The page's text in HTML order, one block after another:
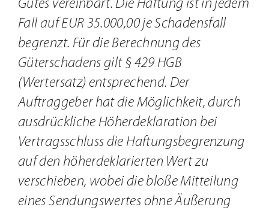
Gutes vereinbart. Die Haftung ist in jedem
Fall auf EUR 35.000,00 je Schadensfall
begrenzt. Für die Berechnung des
Güterschadens gilt § 429 HGB
(Wertersatz) entsprechend. Der
Auftraggeber hat die Möglichkeit, durch
ausdrückliche Höherdeklaration bei
Vertragsschluss die Haftungsbegrenzung
auf den höherdeklarierten Wert zu
verschieben, wobei die bloße Mitteilung
eines Sendungswertes ohne Äußerung